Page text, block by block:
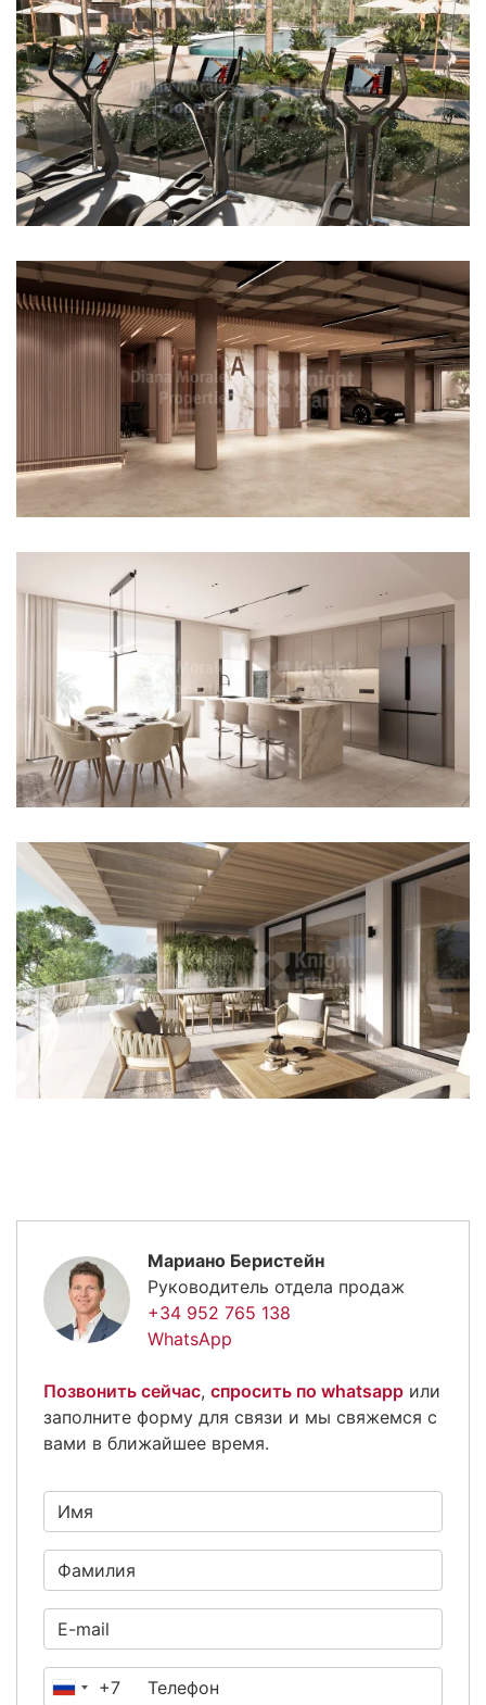
Мариано Беристейн
Руководитель отдела продаж
+34 952 765 138
WhatsApp
Позвонить сейчас, спросить по whatsapp или
заполните форму для связи и мы свяжемся с
вами в ближайшее время.
Россия
+7